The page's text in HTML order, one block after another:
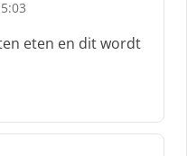
eten en dit wordt